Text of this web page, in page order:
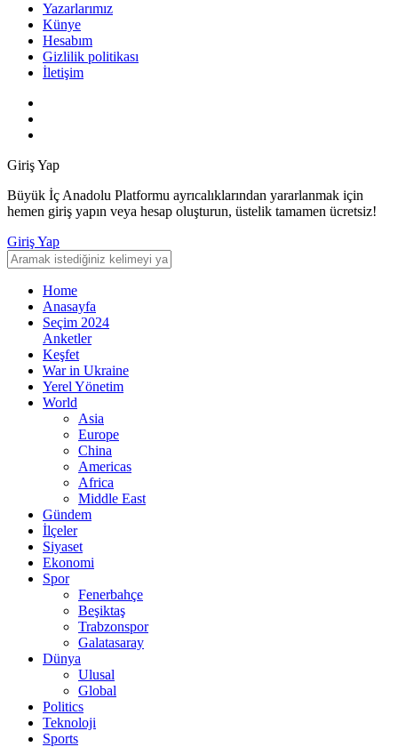
Yazarlarımız
Künye
Hesabım
Gizlilik politikası
İletişim
Giriş Yap
Büyük İç Anadolu Platformu ayrıcalıklarından yararlanmak için
hemen giriş yapın veya hesap oluşturun, üstelik tamamen ücretsiz!
Giriş Yap
Home
Anasayfa
Seçim 2024
Anketler
Keşfet
War in Ukraine
Yerel Yönetim
World
Asia
Europe
China
Americas
Africa
Middle East
Gündem
İlçeler
Siyaset
Ekonomi
Spor
Fenerbahçe
Beşiktaş
Trabzonspor
Galatasaray
Dünya
Ulusal
Global
Politics
Teknoloji
Sports